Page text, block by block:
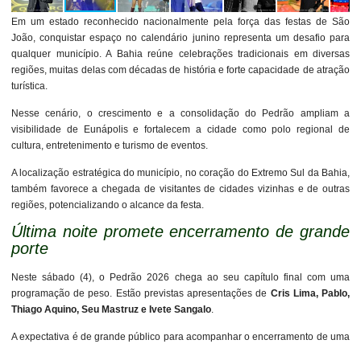
Em um estado reconhecido nacionalmente pela força das festas de São
João, conquistar espaço no calendário junino representa um desafio para
qualquer município. A Bahia reúne celebrações tradicionais em diversas
regiões, muitas delas com décadas de história e forte capacidade de atração
turística.
Nesse cenário, o crescimento e a consolidação do Pedrão ampliam a
visibilidade de Eunápolis e fortalecem a cidade como polo regional de
cultura, entretenimento e turismo de eventos.
A localização estratégica do município, no coração do Extremo Sul da Bahia,
também favorece a chegada de visitantes de cidades vizinhas e de outras
regiões, potencializando o alcance da festa.
Última noite promete encerramento de grande
porte
Neste sábado (4), o Pedrão 2026 chega ao seu capítulo final com uma
programação de peso. Estão previstas apresentações de Cris Lima, Pablo,
Thiago Aquino, Seu Mastruz e Ivete Sangalo.
A expectativa é de grande público para acompanhar o encerramento de uma